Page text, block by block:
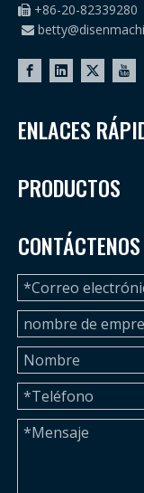
 +86-20-82339280

ENLACES
PRODUCTOS
CONTÁCTENOS